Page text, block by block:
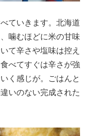
ていきます。北海道
噛むほどに米の甘味
て辛さや塩味は控え
べてすぐは辛さが強
く感じが。ごはんと
いのない完成された